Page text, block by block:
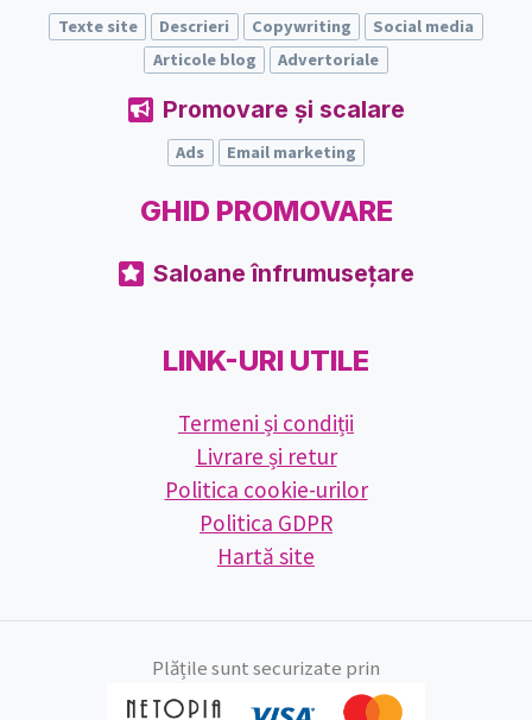
Texte site Descrieri Copywriting
Social media
Articole blog
Advertoriale
Promovare și scalare
Ads Email marketing
GHID PROMOVARE
Saloane înfrumusețare
LINK-URI UTILE
Termeni și condiții
Livrare și retur
Politica cookie-urilor
Politica GDPR
Hartă site
Plățile sunt securizate prin